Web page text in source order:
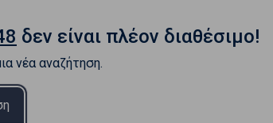
δεν είναι πλέον διαθέσιμο!
νέα αναζήτηση.